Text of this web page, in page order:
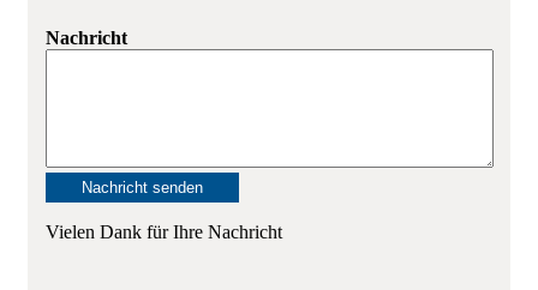
Nachricht
Vielen Dank für Ihre Nachricht